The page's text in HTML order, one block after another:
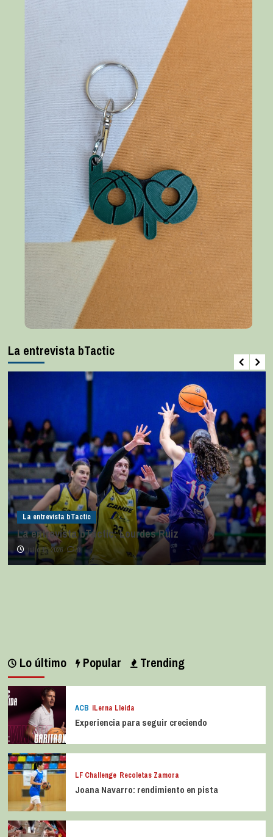
La entrevista bTactic
La entrevista bTactic
La entrevista bTactic: Lourdes Ruiz
julio 11, 2026 0
Lo último Popular Trending
ACB iLerna Lleida
Experiencia para seguir creciendo
LF Challenge Recoletas Zamora
Joana Navarro: rendimiento en pista